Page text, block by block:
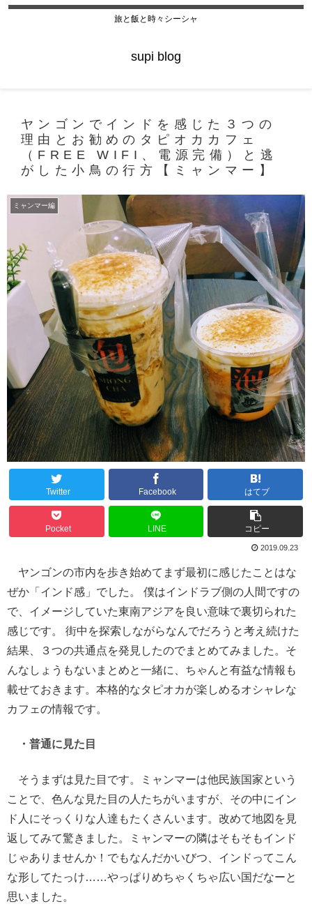
旅と飯と時々シーシャ
supi blog
ヤンゴンでインドを感じた３つの
理由とお勧めのタピオカカフェ
（FREE WIFI、電源完備）と逃
がした小鳥の行方【ミャンマー】
ミャンマー編
Twitter Facebook はてブ
Pocket LINE コピー
2019.09.23
ヤンゴンの市内を歩き始めてまず最初に感じたことはな
ぜか「インド感」でした。 僕はインドラブ側の人間ですの
で、イメージしていた東南アジアを良い意味で裏切られた
感じです。 街中を探索しながらなんでだろうと考え続けた
結果、３つの共通点を発見したのでまとめてみました。そ
んなしょうもないまとめと一緒に、ちゃんと有益な情報も
載せておきます。本格的なタピオカが楽しめるオシャレな
カフェの情報です。
・普通に見た目
そうまずは見た目です。ミャンマーは他民族国家という
ことで、色んな見た目の人たちがいますが、その中にイン
ド人にそっくりな人達もたくさんいます。改めて地図を見
返してみて驚きました。ミャンマーの隣はそもそもインド
じゃありませんか！でもなんだかいびつ、インドってこん
な形してたっけ……やっぱりめちゃくちゃ広い国だなーと
思いました。